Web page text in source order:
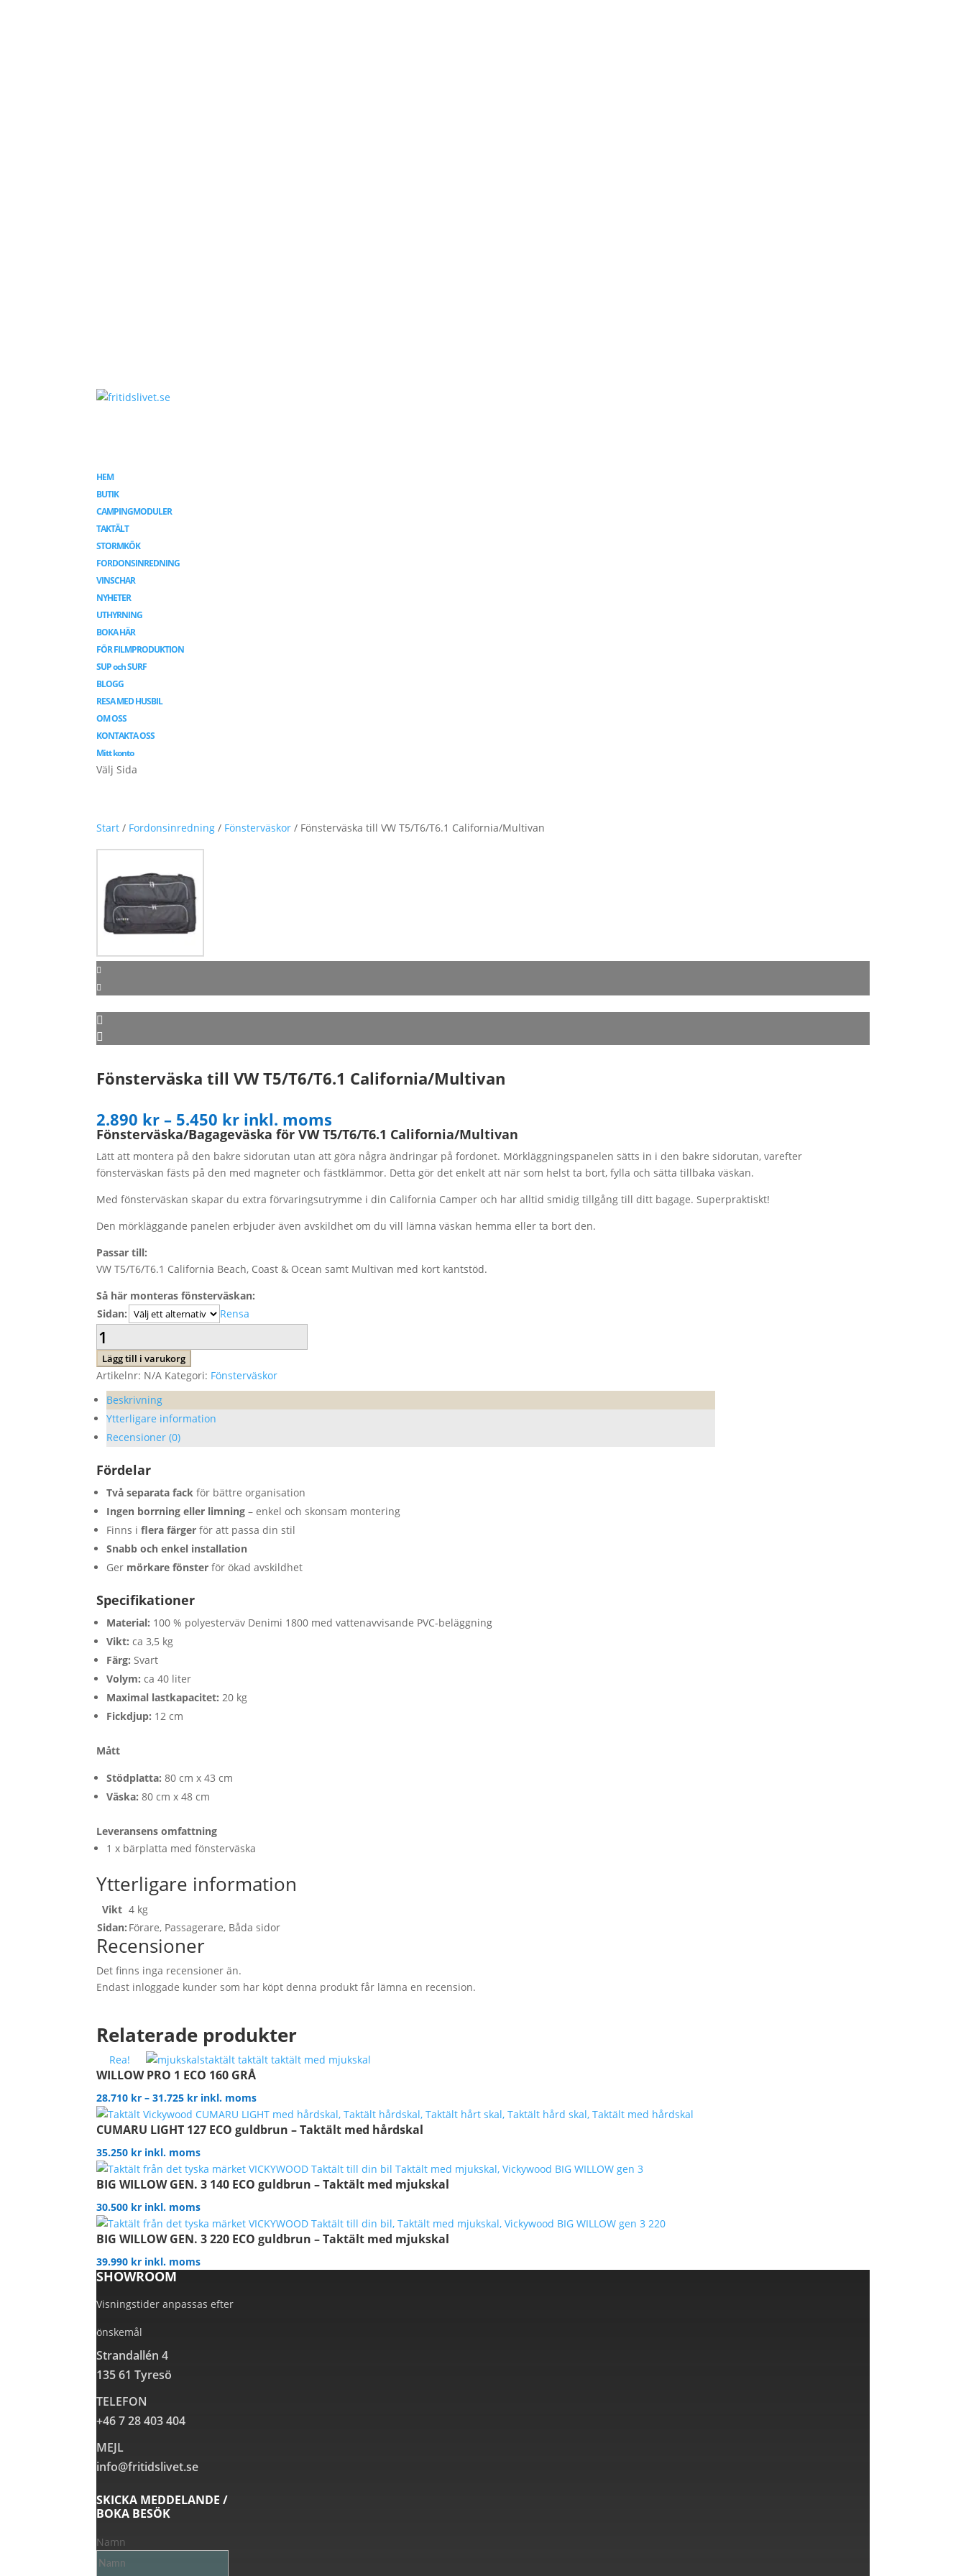
HEM
BUTIK
CAMPINGMODULER
TAKTÄLT
STORMKÖK
FORDONSINREDNING
VINSCHAR
NYHETER
UTHYRNING
BOKA HÄR
FÖR FILMPRODUKTION
SUP och SURF
BLOGG
RESA MED HUSBIL
OM OSS
KONTAKTA OSS
Mitt konto
Välj Sida
Start / Fordonsinredning / Fönsterväskor / Fönsterväska till VW T5/T6/T6.1 California/Multivan
Fönsterväska till VW T5/T6/T6.1 California/Multivan
2.890 kr – 5.450 krPrisintervall:
2.890 kr
till
5.450 kr
inkl. moms
Fönsterväska/Bagageväska för VW T5/T6/T6.1 California/Multivan
Lätt att montera på den bakre sidorutan utan att göra några ändringar på fordonet. Mörkläggningspanelen sätts in i den bakre sidorutan, varefter
fönsterväskan fästs på den med magneter och fästklämmor. Detta gör det enkelt att när som helst ta bort, fylla och sätta tillbaka väskan.
Med fönsterväskan skapar du extra förvaringsutrymme i din California Camper och har alltid smidig tillgång till ditt bagage. Superpraktiskt!
Den mörkläggande panelen erbjuder även avskildhet om du vill lämna väskan hemma eller ta bort den.
Passar till:
VW T5/T6/T6.1 California Beach, Coast & Ocean samt Multivan med kort kantstöd.
Så här monteras fönsterväskan:
Sidan:
Rensa
Fönsterväska
till
VW
T5/T6/T6.1
California/Multivan
mängd
Lägg till i varukorg
Artikelnr: N/A Kategori: Fönsterväskor
Beskrivning
Ytterligare information
Recensioner (0)
Fördelar
Två separata fack för bättre organisation
Ingen borrning eller limning – enkel och skonsam montering
Finns iflera färger för att passa din stil
Snabb och enkel installation
Ger mörkare fönster för ökad avskildhet
Specifikationer
Material: 100 % polyesterväv Denimi 1800 med vattenavvisande PVC-beläggning
Vikt: ca 3,5 kg
Färg: Svart
Volym: ca 40 liter
Maximal lastkapacitet: 20 kg
Fickdjup: 12 cm
Mått
Stödplatta: 80 cm x 43 cm
Väska: 80 cm x 48 cm
Leveransens omfattning
1 x bärplatta med fönsterväska
Ytterligare information
Vikt 4 kg
Sidan: Förare, Passagerare, Båda sidor
Recensioner
Det finns inga recensioner än.
Endast inloggade kunder som har köpt denna produkt får lämna en recension.
Relaterade produkter
Rea!
WILLOW PRO 1 ECO 160 GRÅ
28.710 kr – 31.725 krPrisintervall:
28.710 kr
till
inkl. moms
CUMARU LIGHT 127 ECO guldbrun – Taktält med hårdskal
35.250 kr inkl. moms
BIG WILLOW GEN. 3 140 ECO guldbrun – Taktält med mjukskal
30.500 kr inkl. moms
BIG WILLOW GEN. 3 220 ECO guldbrun – Taktält med mjukskal
39.990 kr inkl. moms
SHOWROOM
Visningstider anpassas efter
önskemål
Strandallén 4
135 61 Tyresö
TELEFON
+46 7 28 403 404
MEJL
info@fritidslivet.se
SKICKA MEDDELANDE /
BOKA BESÖK
Namn